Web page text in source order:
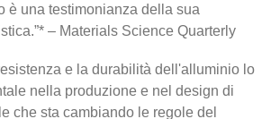
è una testimonianza della sua
– Materials Science Quarterly
e la durabilità dell'alluminio lo
nella produzione e nel design di
che sta cambiando le regole del